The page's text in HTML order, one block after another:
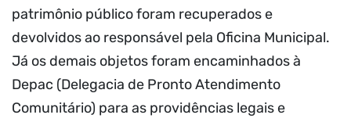
patrimônio público foram recuperados e
devolvidos ao responsável pela Oficina Municipal.
Já os demais objetos foram encaminhados à
Depac (Delegacia de Pronto Atendimento
Comunitário) para as providências legais e